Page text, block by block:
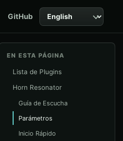
GitHub Idioma
EN ESTA PÁGINA
Lista de Plugins
Horn Resonator
Guía de Escucha
Parámetros
Inicio Rápido